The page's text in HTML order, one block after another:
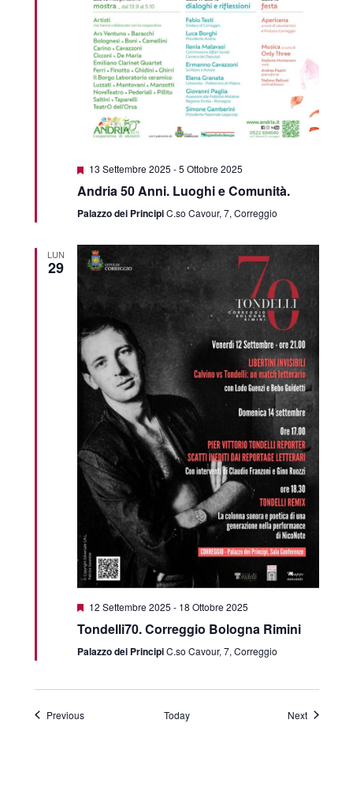
Featured
13 Settembre 2025 -5 Ottobre 2025
Andria 50 Anni. Luoghi e Comunità.
Palazzo dei PrincipiC.so Cavour, 7, Correggio
LUN
29
Featured
12 Settembre 2025 - 18 Ottobre 2025
Tondelli70. Correggio Bologna Rimini
Palazzo dei PrincipiC.so Cavour, 7, Correggio
PreviousEvents Today NextEvents